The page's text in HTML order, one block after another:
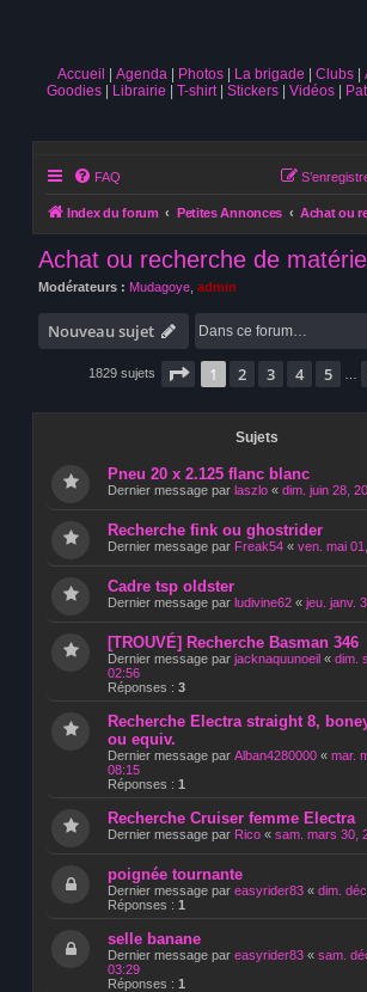
Accueil Agenda Photos La brigade Clubs
Goodies
Librairie T-shirt Stickers Vidéos
FAQ
Index du forum Petites Annonces
Achat ou recherche de matériel
Modérateurs : Mudagoye admin
Nouveau sujet
1829 sujets Page 1sur37
1 2 3 4 5
Sujets
Pneu 20 x 2.125 flanc blanc
Dernier message par laszlo « dim. juin 28,
Recherche fink ou ghostrider
Dernier message par Freak54 « ven. mai
Cadre tsp oldster
Dernier message par ludivine62 « jeu. janv.
[TROUVÉ] Recherche Basman 346
Dernier message par jacknaquunoeil « dim.
02:56
Réponses : 3
Recherche Electra straight 8,
ou equiv.
Dernier message par Alban4280000 « mar.
08:15
Réponses : 1
Recherche Cruiser femme Electra
Dernier message par Rico « sam. mars 30,
poignée tournante
Dernier message par easyrider83 « dim.
Réponses : 1
selle banane
Dernier message par easyrider83 « sam.
03:29
Réponses : 1